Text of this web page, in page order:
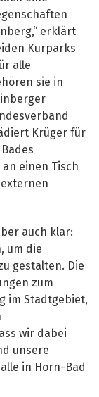
erklärt
Kurparks
alle
sie in
Krüger für
einen Tisch
externen
auch klar:
um die
gestalten. Die
zum
im Stadtgebiet,
wir dabei
unsere
in Horn-Bad